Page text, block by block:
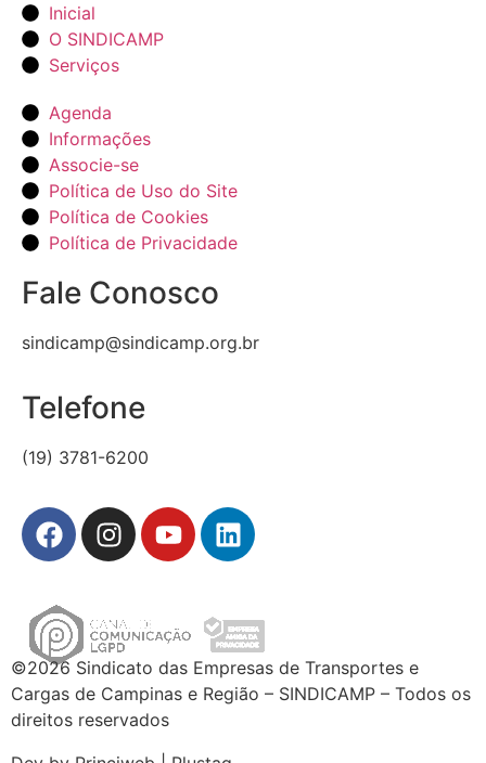
Inicial
O SINDICAMP
Serviços
Agenda
Informações
Associe-se
Política de Uso do Site
Política de Cookies
Política de Privacidade
Fale Conosco
sindicamp@sindicamp.org.br
Telefone
(19) 3781-6200
©2026 Sindicato das Empresas de Transportes e
Cargas de Campinas e Região – SINDICAMP – Todos os
direitos reservados